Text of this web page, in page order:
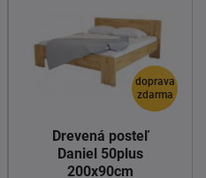
doprava
zdarma
Drevená posteľ
Daniel 50plus
200x90cm